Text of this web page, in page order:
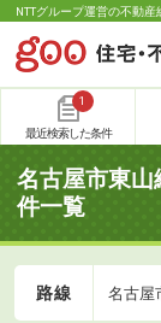
NTTグループ運営の不動
1
最近検索した条件
名古屋市東
件一覧
路線 名古屋